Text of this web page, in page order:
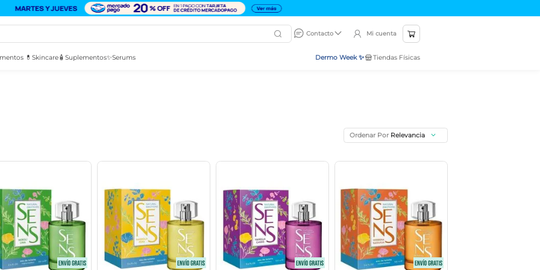
Contacto
Mi cuenta
💊 Skincare🧴 Suplementos✨Serums Dermo Week ✨ Tiendas Físicas
Ordenar Por Relevancia